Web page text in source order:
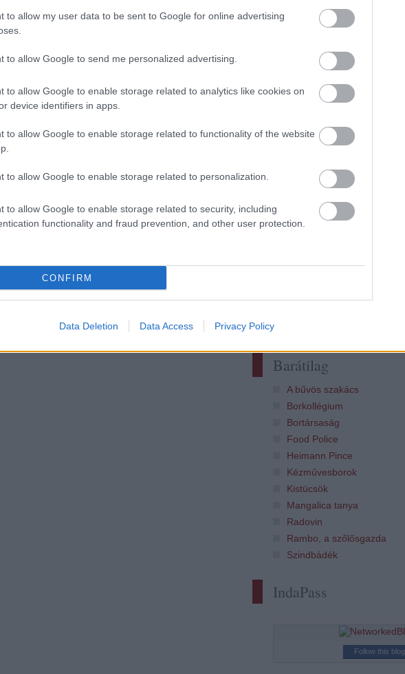
to allow my user data to be sent to Google for online advertising
to allow Google to send me personalized advertising.
to allow Google to enable storage related to analytics like cookies on
device identifiers in apps.
to allow Google to enable storage related to functionality of the website
to allow Google to enable storage related to personalization.
to allow Google to enable storage related to security, including
functionality and fraud prevention, and other user protection.
CONFIRM
Data Deletion Data Access Privacy Policy
Kollégák
Albert gazda
Bordoktor
Borwerk
Jamie Goode
Barátilag
A bűvös szakács
Borkollégium
Bortársaság
Food Police
Heimann Pince
Kézművesborok
Kistücsök
Mangalica tanya
Radovin
Rambo, a szőlősgazda
Szindbádék
IndaPass
Follow this blog